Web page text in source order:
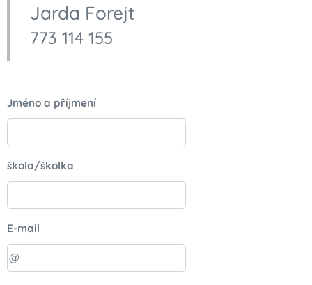
Jarda Forejt
773 114 155
Jméno a příjmení
škola/školka
E-mail